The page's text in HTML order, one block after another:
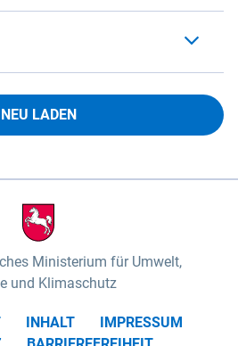
NEU LADEN
Ministerium für Umwelt,
und Klimaschutz
INHALT
IMPRESSUM